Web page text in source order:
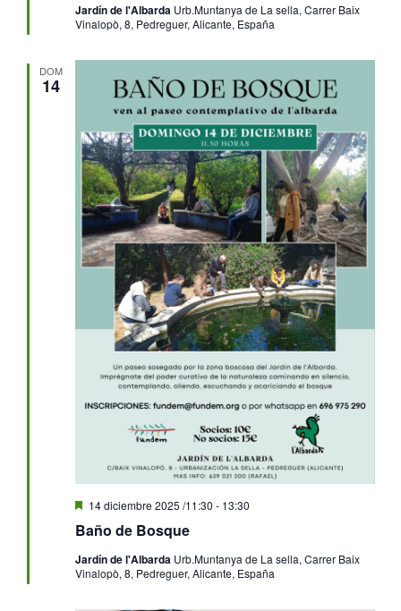
Jardín de l'Albarda Urb.Muntanya de La sella, Carrer Baix
Vinalopò, 8, Pedreguer, Alicante, España
DOM
14
Baño de Bosque
Destacado
14 diciembre 2025 /11:30 - 13:30
Jardín de l'Albarda Urb.Muntanya de La sella, Carrer Baix
Vinalopò, 8, Pedreguer, Alicante, España